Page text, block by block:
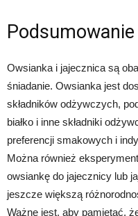
Podsumowanie
Owsianka i jajecznica są
śniadanie. Owsianka jest
składników odżywczych,
białko i inne składniki
preferencji smakowych i
Można również
owsiankę do jajecznicy lub
jeszcze większą
Ważne jest, aby pamiętać,